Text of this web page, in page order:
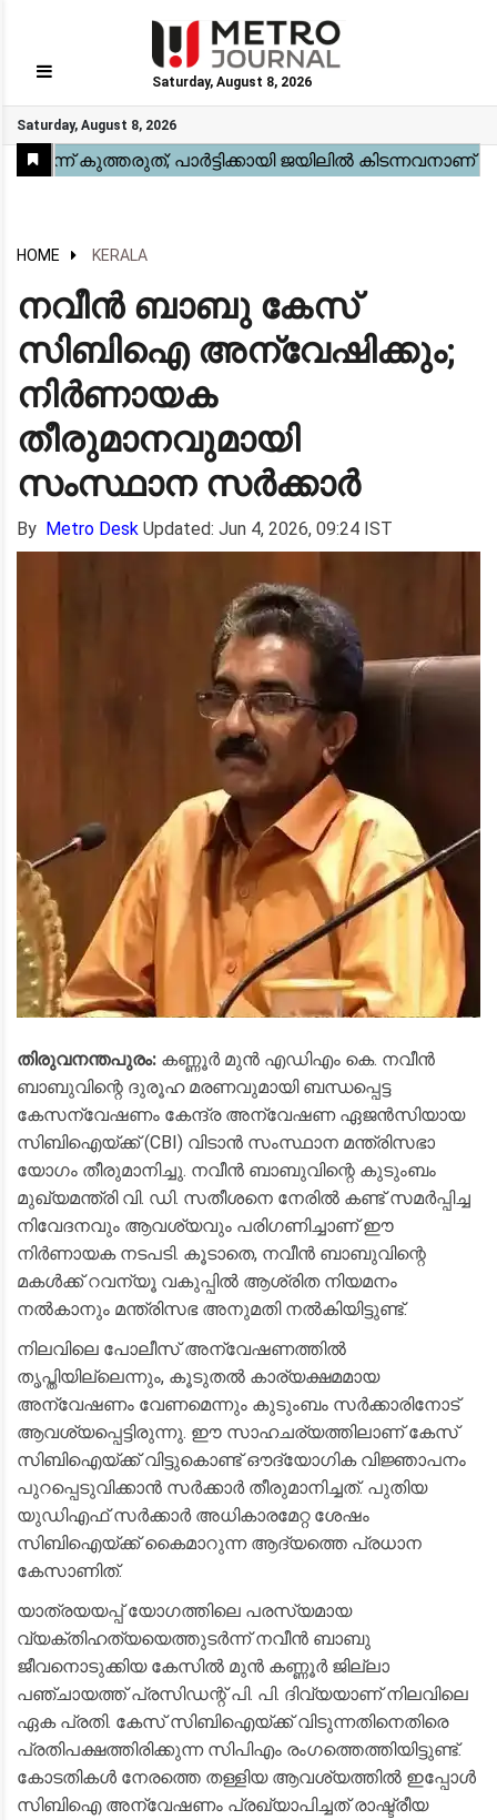
Saturday, August 8, 2026
Saturday, August 8, 2026
GO
Home
Kerala
National
Gulf
World
Sports
Movies
Health
Automobile
Travel
Education
Novel
Business
Technology
Webstory
HOME KERALA
നവീൻ ബാബു കേസ്
സിബിഐ അന്വേഷിക്കും;
നിർണായക
തീരുമാനവുമായി
സംസ്ഥാന സർക്കാർ
By Metro Desk Updated: Jun 4, 2026, 09:24 IST
തിരുവനന്തപുരം: കണ്ണൂർ മുൻ എഡിഎം കെ. നവീൻ
ബാബുവിന്റെ ദുരൂഹ മരണവുമായി ബന്ധപ്പെട്ട
കേസന്വേഷണം കേന്ദ്ര അന്വേഷണ ഏജൻസിയായ
സിബിഐയ്ക്ക് (CBI) വിടാൻ സംസ്ഥാന മന്ത്രിസഭാ
യോഗം തീരുമാനിച്ചു. നവീൻ ബാബുവിന്റെ കുടുംബം
മുഖ്യമന്ത്രി വി. ഡി. സതീശനെ നേരിൽ കണ്ട് സമർപ്പിച്ച
നിവേദനവും ആവശ്യവും പരിഗണിച്ചാണ് ഈ
നിർണായക നടപടി. കൂടാതെ, നവീൻ ബാബുവിന്റെ
മകൾക്ക് റവന്യൂ വകുപ്പിൽ ആശ്രിത നിയമനം
നൽകാനും മന്ത്രിസഭ അനുമതി നൽകിയിട്ടുണ്ട്.
​നിലവിലെ പോലീസ് അന്വേഷണത്തിൽ
തൃപ്തിയില്ലെന്നും, കൂടുതൽ കാര്യക്ഷമമായ
അന്വേഷണം വേണമെന്നും കുടുംബം സർക്കാരിനോട്
ആവശ്യപ്പെട്ടിരുന്നു. ഈ സാഹചര്യത്തിലാണ് കേസ്
സിബിഐയ്ക്ക് വിട്ടുകൊണ്ട് ഔദ്യോഗിക വിജ്ഞാപനം
പുറപ്പെടുവിക്കാൻ സർക്കാർ തീരുമാനിച്ചത്. പുതിയ
യുഡിഎഫ് സർക്കാർ അധികാരമേറ്റ ശേഷം
സിബിഐയ്ക്ക് കൈമാറുന്ന ആദ്യത്തെ പ്രധാന
കേസാണിത്.
​യാത്രയയപ്പ് യോഗത്തിലെ പരസ്യമായ
വ്യക്തിഹത്യയെത്തുടർന്ന് നവീൻ ബാബു
ജീവനൊടുക്കിയ കേസിൽ മുൻ കണ്ണൂർ ജില്ലാ
പഞ്ചായത്ത് പ്രസിഡന്റ് പി. പി. ദിവ്യയാണ് നിലവിലെ
ഏക പ്രതി. കേസ് സിബിഐയ്ക്ക് വിടുന്നതിനെതിരെ
പ്രതിപക്ഷത്തിരിക്കുന്ന സിപിഎം രംഗത്തെത്തിയിട്ടുണ്ട്.
കോടതികൾ നേരത്തെ തള്ളിയ ആവശ്യത്തിൽ ഇപ്പോൾ
സിബിഐ അന്വേഷണം പ്രഖ്യാപിച്ചത് രാഷ്ട്രീയ